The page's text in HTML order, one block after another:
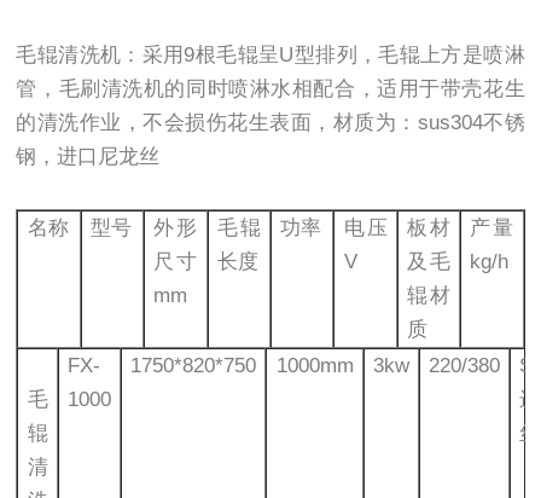
毛辊清洗机：采用9根毛辊呈U型排列，毛辊上方是喷淋
管，毛刷清洗机的同时喷淋水相配合，适用于带壳花生
的清洗作业，不会损伤花生表面，材质为：sus304不锈
钢，进口尼龙丝
名称 型号
外形
尺寸
mm
毛辊
长度
功率
电压
V
板材
及毛
辊材
质
产量
kg/h
毛
辊
清
FX-
1000
1750*820*750 1000mm 3kw 220/380
丝